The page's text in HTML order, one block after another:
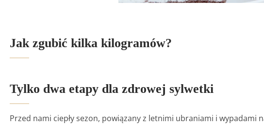
Jak zgubić kilka kilogramów?
Tylko dwa etapy dla zdrowej sylwetki
Przed nami ciepły sezon, powiązany z letnimi ubraniami i wypadami